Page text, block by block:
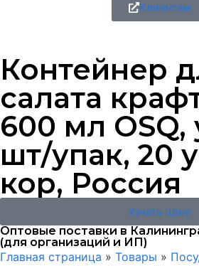
Клиентам
Контейнер
салата
600 мл OSQ,
шт/упак, 20
кор, Россия
Узнать цену
Оптовые поставки в
(для организаций и ИП)
Главная страница » Товары »